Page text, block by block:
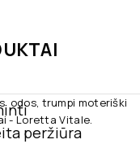
peržiūra